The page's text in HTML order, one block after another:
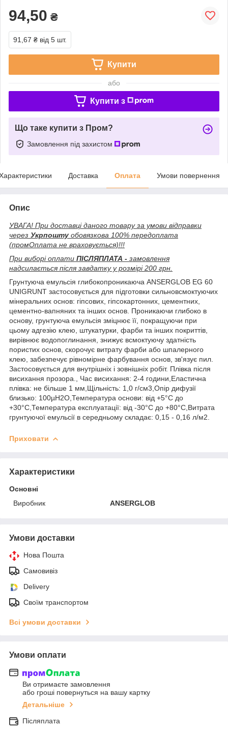
94,50 ₴
91,67 ₴ від 5 шт.
Купити
або
Купити з
Що таке купити з Пром?
Замовлення під захистом
Доставка Оплата Умови повернення
Опис
УВАГА! При доставці даного товару за умови відправки
через Укрпошту обовязкова 100% передоплата
(промОплата не враховується)!!!
При виборі оплати ПІСЛЯПЛАТА - замовлення
надсилається після завдатку у розмірі 200 грн.
Грунтуюча емульсія глибокопроникаюча ANSERGLOB EG 60
UNIGRUNT застосовується для підготовки сильновсмоктуючих
мінеральних основ: гіпсових, гіпсокартонних, цементних,
цементно-вапняних та інших основ. Проникаючи глибоко в
основу, грунтуюча емульсія зміцнює її, покращуючи при
цьому адгезію клею, штукатурки, фарби та інших покриттів,
вирівнює водопоглинання, знижує всмоктуючу здатність
пористих основ, скорочує витрату фарби або шпалерного
клею, забезпечує рівномірне фарбування основ, зв'язує пил.
Застосовується для внутрішніх і зовнішніх робіт. Плівка після
висихання прозора., Час висихання: 2-4 години,Еластична
плівка: не більше 1 мм,Щільність: 1,0 г/см3,Опір дифузії
близько: 100µН2О,Температура основи: від +5°С до
+30°С,Температура експлуатації: від -30°С до +80°С,Витрата
грунтуючої емульсії в середньому складає: 0,15 - 0,16 л/м2.
Приховати
Характеристики
Основні
Виробник
ANSERGLOB
Умови доставки
Нова Пошта
Самовивіз
Delivery
Своїм транспортом
Всі умови доставки
Умови оплати
Ви отримаєте замовлення
або гроші повернуться на вашу картку
Детальніше
Післяплата